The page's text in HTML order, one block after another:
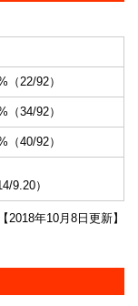
（22/92）
（34/92）
（40/92）
9.20）
【2018年10月8日更新】